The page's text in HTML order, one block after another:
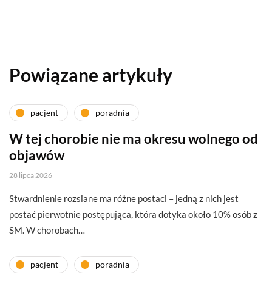
Powiązane artykuły
pacjent poradnia
W tej chorobie nie ma okresu wolnego od
objawów
28 lipca 2026
Stwardnienie rozsiane ma różne postaci – jedną z nich jest
postać pierwotnie postępująca, która dotyka około 10% osób z
SM. W chorobach…
pacjent poradnia